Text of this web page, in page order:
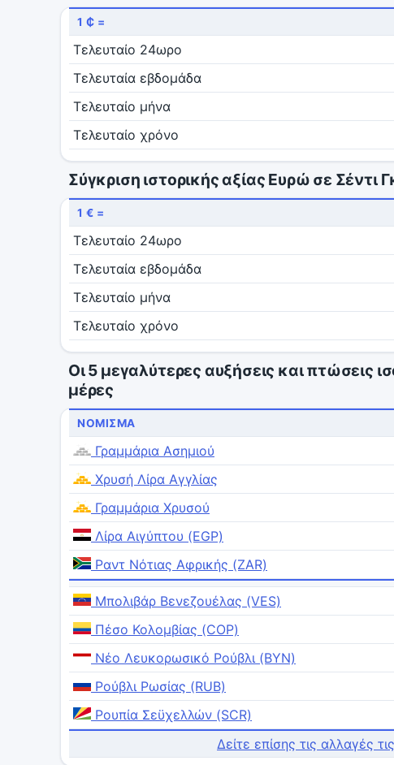
1 ₵ =
Τελευταίο 24ωρο
Τελευταία εβδομάδα
Τελευταίο μήνα
Τελευταίο χρόνο
Σύγκριση ιστορικής αξίας Ευρώ σε Σέντι
1 € =
Τελευταίο 24ωρο
Τελευταία εβδομάδα
Τελευταίο μήνα
Τελευταίο χρόνο
Οι 5 μεγαλύτερες αυξήσεις και πτώσεις
μέρες
ΝΌΜΙΣΜΑ
Γραμμάρια Ασημιού
Χρυσή Λίρα Αγγλίας
Γραμμάρια Χρυσού
Λίρα Αιγύπτου (EGP)
Ραντ Νότιας Αφρικής (ZAR)
Μπολιβάρ Βενεζουέλας (VES)
Πέσο Κολομβίας (COP)
Νέο Λευκορωσικό Ρούβλι (BYN)
Ρούβλι Ρωσίας (RUB)
Ρουπία Σεϋχελλών (SCR)
Δείτε επίσης τις αλλαγές